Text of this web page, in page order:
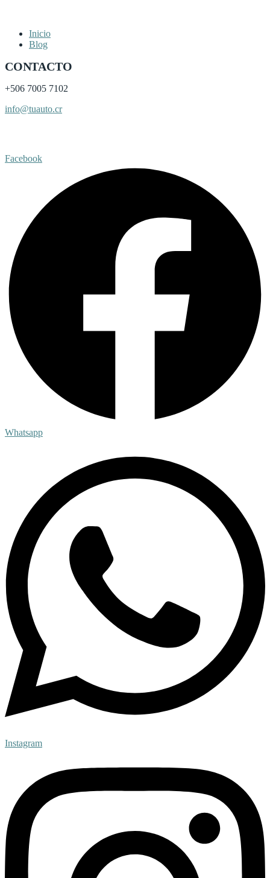
Inicio
Blog
CONTACTO
+506 7005 7102
info@tuauto.cr
Facebook
Whatsapp
Instagram